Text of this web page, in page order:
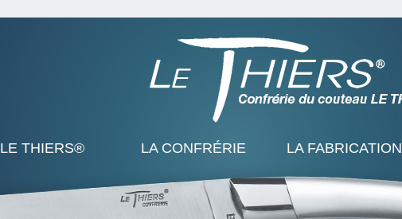
LE THIERS® LA CONFRÉRIE LA FABRICATION